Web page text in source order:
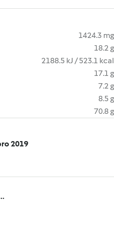
1424.3 mg
18.2 g
2188.5 kJ / 523.1 kcal
17.1 g
7.2 g
8.5 g
70.8 g
2019